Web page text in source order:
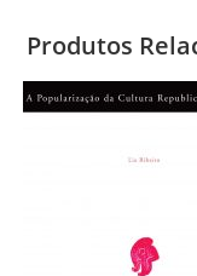
Produtos